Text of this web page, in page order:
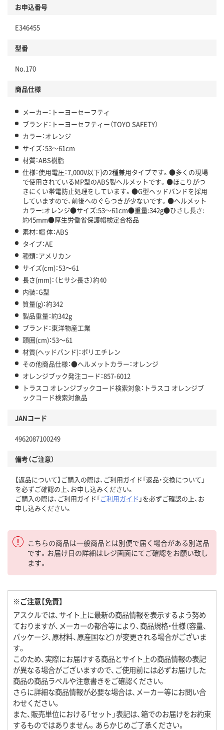
お申込番号
E346455
型番
No.170
商品仕様
メーカー：トーヨーセーフティ
ブランド：トーヨーセフティー（TOYO SAFETY）
カラー：オレンジ
サイズ：53～61cm
材質：ABS樹脂
仕様：使用電圧：7,000V以下]の2種兼用タイプです。●多くの現場
で使用されているMP型のABS製ヘルメットです。●ほこりがつ
きにくい帯電防止処理をしています。●G型ヘッドバンドを採用
していますので、前後へのぐらつきが少ないです。●ヘルメット
カラー:オレンジ●サイズ:53～61cm●重量:342g●ひさし長さ:
約45mm●厚生労働省保護帽検定合格品
素材：帽 体：ABS
タイプ：AE
種類：アメリカン
サイズ(cm)：53～61
長さ(mm)：（ヒサシ長さ）約40
内装：G型
質量(g)：約342
製品重量：約342g
ブランド：東洋物産工業
頭囲(cm)：53～61
材質(ヘッドバンド)：ポリエチレン
その他商品仕様：●ヘルメットカラー：オレンジ
オレンジブック発注コード：857-6012
トラスコ オレンジブックコード検索対象：トラスコ オレンジブ
ックコード検索対象品
JANコード
4962087100249
備考（ご注意）
【返品について】ご購入の際は、ご利用ガイド「返品・交換について」
を必ずご確認の上、お申し込みください。
ご購入の際は、ご利用ガイド「ご利用ガイド 」を必ずご確認の上、お
申し込みください。
こちらの商品は一般商品とは別便で届く場合がある別送品
です。お届け日の詳細はレジ画面にてご確認をお願い致し
ます。
※ご注意【免責】
アスクルでは、サイト上に最新の商品情報を表示するよう努め
ておりますが、メーカーの都合等により、商品規格・仕様（容量、
パッケージ、原材料、原産国など）が変更される場合がございま
す。
このため、実際にお届けする商品とサイト上の商品情報の表記
が異なる場合がございますので、ご使用前には必ずお届けした
商品の商品ラベルや注意書きをご確認ください。
さらに詳細な商品情報が必要な場合は、メーカー等にお問い合
わせください。
また、販売単位における「セット」表記は、箱でのお届けをお約束
するものではありません。あらかじめご了承ください。